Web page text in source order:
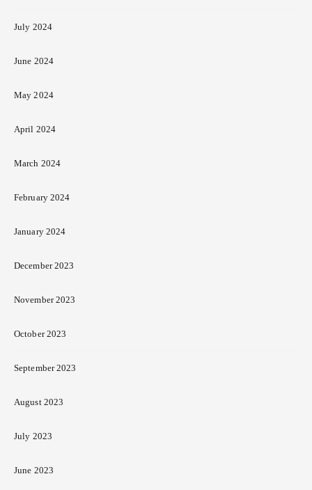
July 2024
June 2024
May 2024
April 2024
March 2024
February 2024
January 2024
December 2023
November 2023
October 2023
September 2023
August 2023
July 2023
June 2023